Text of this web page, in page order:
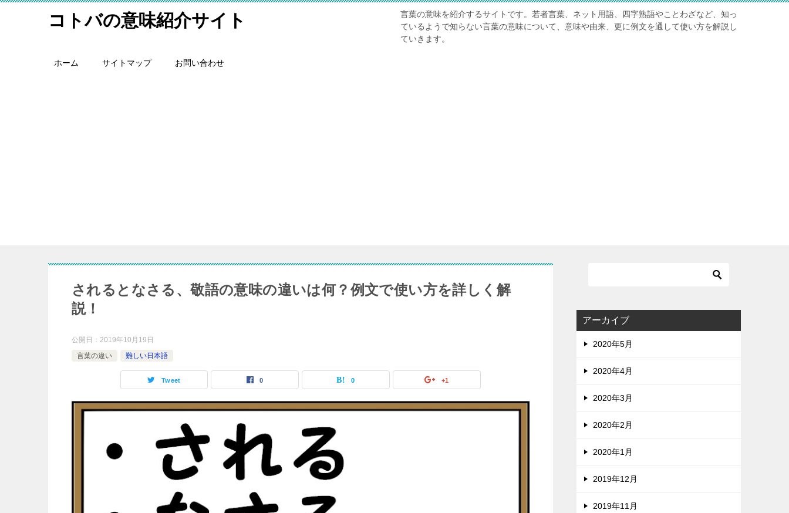
コトバの意味紹介サイト
言葉の意味を紹介するサイトです。若者言葉、ネット用語、四字熟語やことわざなど、知っ
ているようで知らない言葉の意味について、意味や由来、更に例文を通して使い方を解説し
ていきます。
ホーム サイトマップ お問い合わせ
されるとなさる、敬語の意味の違いは何？例文で使い方を詳しく解
説！
公開日： 2019年10月19日
言葉の違い
難しい日本語
Tweet 0 0 +1
アーカイブ
2020年5月
2020年4月
2020年3月
2020年2月
2020年1月
2019年12月
2019年11月